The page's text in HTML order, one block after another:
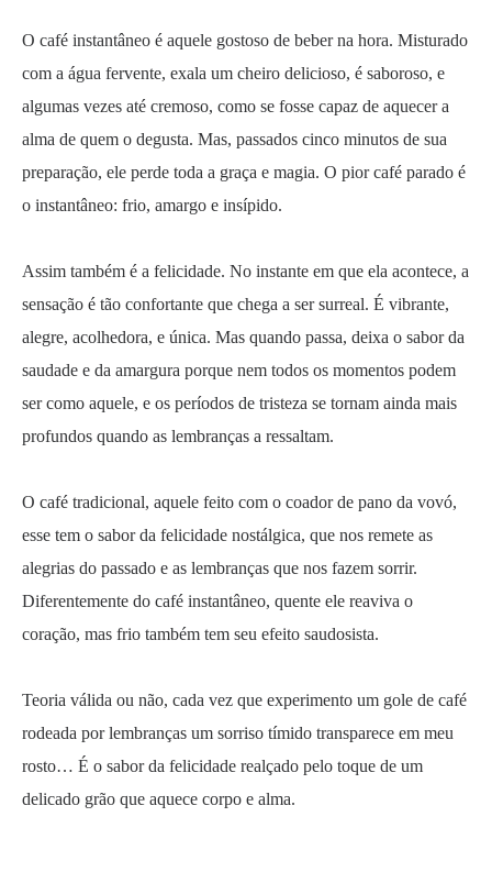
O café instantâneo é aquele gostoso de beber na hora. Misturado
com a água fervente, exala um cheiro delicioso, é saboroso, e
algumas vezes até cremoso, como se fosse capaz de aquecer a
alma de quem o degusta. Mas, passados cinco minutos de sua
preparação, ele perde toda a graça e magia. O pior café parado é
o instantâneo: frio, amargo e insípido.
Assim também é a felicidade. No instante em que ela acontece, a
sensação é tão confortante que chega a ser surreal. É vibrante,
alegre, acolhedora, e única. Mas quando passa, deixa o sabor da
saudade e da amargura porque nem todos os momentos podem
ser como aquele, e os períodos de tristeza se tornam ainda mais
profundos quando as lembranças a ressaltam.
O café tradicional, aquele feito com o coador de pano da vovó,
esse tem o sabor da felicidade nostálgica, que nos remete as
alegrias do passado e as lembranças que nos fazem sorrir.
Diferentemente do café instantâneo, quente ele reaviva o
coração, mas frio também tem seu efeito saudosista.
Teoria válida ou não, cada vez que experimento um gole de café
rodeada por lembranças um sorriso tímido transparece em meu
rosto… É o sabor da felicidade realçado pelo toque de um
delicado grão que aquece corpo e alma.